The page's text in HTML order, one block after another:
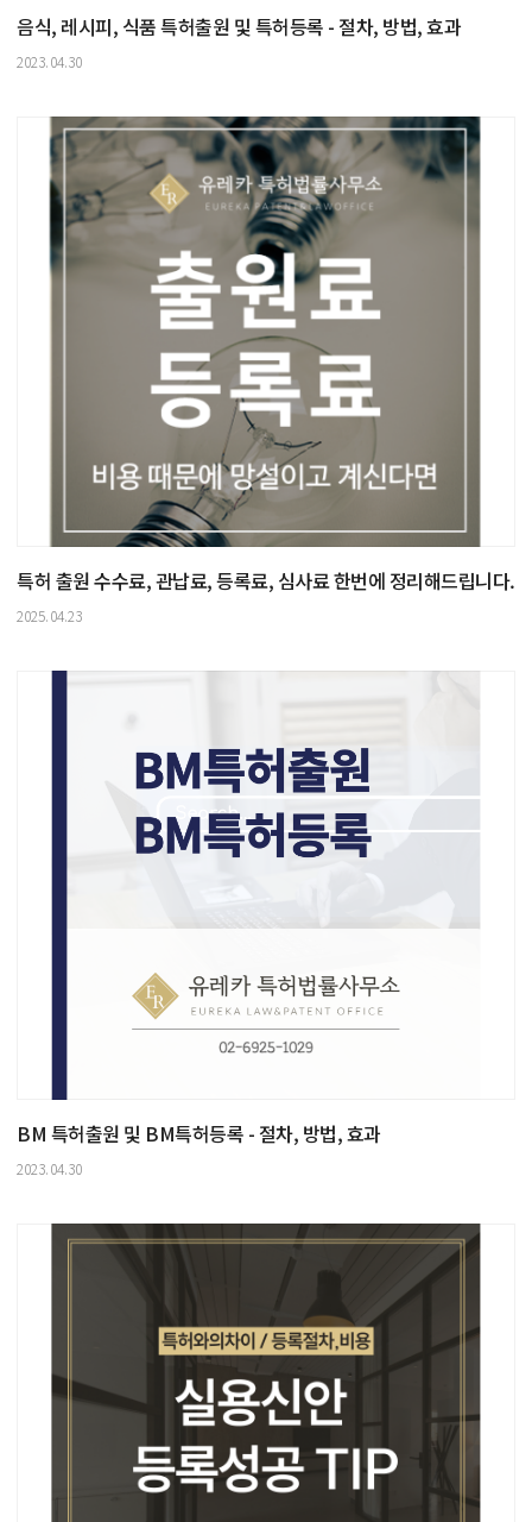
음식, 레시피, 식품 특허출원 및 특허등록 - 절차, 방법, 효과
2023.04.30
특허 출원 수수료, 관납료, 등록료, 심사료 한번에 정리해드립니다.
2025.04.23
BM 특허출원 및 BM특허등록 - 절차, 방법, 효과
2023.04.30